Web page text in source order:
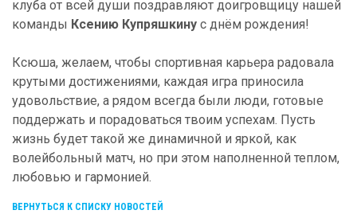
клуба от всей души поздравляют доигровщицу нашей
команды Ксению Купряшкину с днём рождения!
Ксюша, желаем, чтобы спортивная карьера радовала
крутыми достижениями, каждая игра приносила
удовольствие, а рядом всегда были люди, готовые
поддержать и порадоваться твоим успехам. Пусть
жизнь будет такой же динамичной и яркой, как
волейбольный матч, но при этом наполненной теплом,
любовью и гармонией.
ВЕРНУТЬСЯ К СПИСКУ НОВОСТЕЙ